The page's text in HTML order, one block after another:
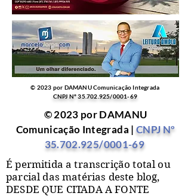
© 2023 por DAMANU Comunicação Integrada
CNPJ Nº35.702.925/0001-69
© 2023 por DAMANU
Comunicação Integrada | CNPJ Nº
35.702.925/0001-69
É permitida a transcrição total ou
parcial das matérias deste blog,
DESDE QUE CITADA A FONTE